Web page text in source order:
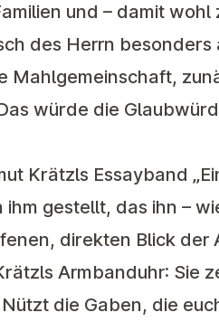
und – damit wohl
des Herrn besonders
Mahlgemeinschaft,
würde die
Krätzls Essayband
gestellt, das ihn –
direkten Blick der
Armbanduhr: Sie
die Gaben, die